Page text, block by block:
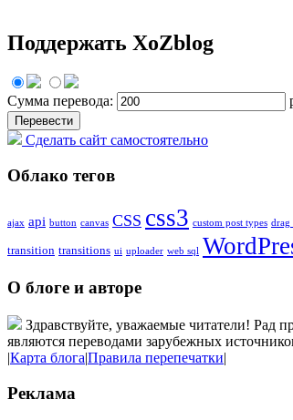
Поддержать XoZblog
Сумма перевода:
Сделать сайт самостоятельно
Облако тегов
ajax api button canvas CSS css3 custom post types drag
transition transitions ui uploader web sql
О блоге и авторе
Здравствуйте, уважаемые читатели! Рад
являются переводами зарубежных
|Карта блога|Правила перепечатки|
Реклама